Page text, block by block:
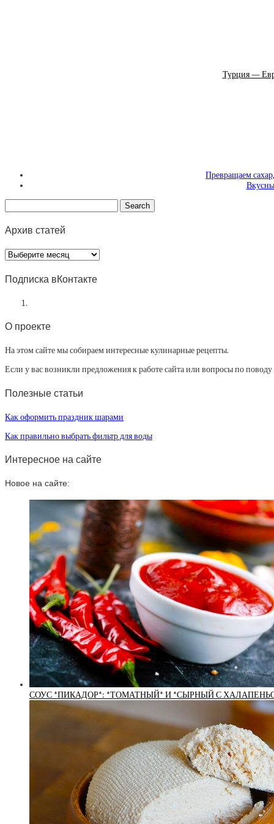
Турция —
Превращаем
Архив статей
Архив
статей
Подписка вКонтакте
О проекте
На этом сайте мы собираем интересные кулинарные рецепты.
Если у вас возникли предложения к работе сайта или вопросы по
Полезные статьи
Как оформить праздник шарами
Как правильно выбрать фильтр для воды
Интересное на сайте
Новое на сайте:
СОУС *ПИКАДОР*: *ТОМАТНЫЙ* И *СЫРНЫЙ С